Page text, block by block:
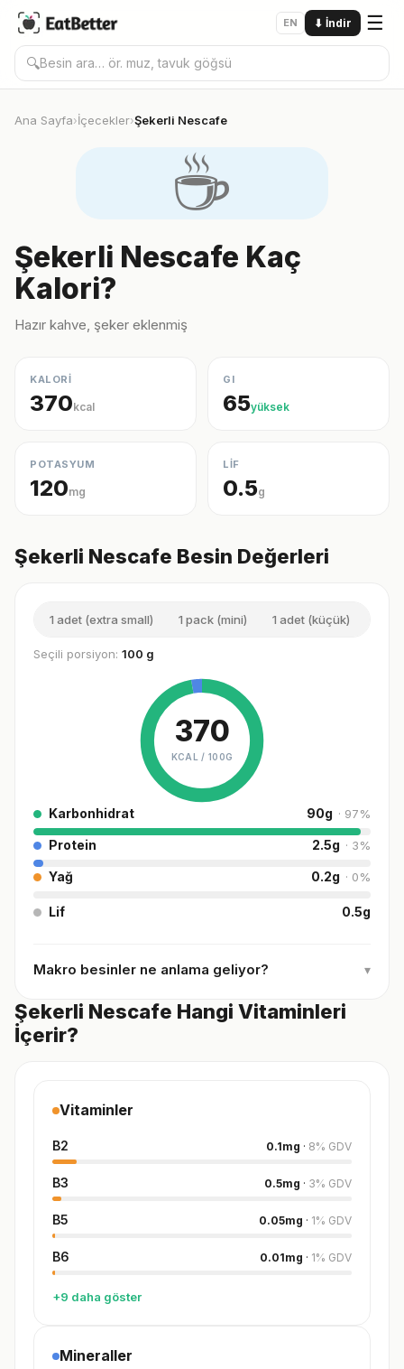
EN ⬇ İndir ☰
🔍
Ana Sayfa›İçecekler›Şekerli Nescafe
☕️
Şekerli Nescafe Kaç
Kalori?
Hazır kahve, şeker eklenmiş
KALORİ
370kcal
GI
65yüksek
POTASYUM
120mg
LİF
0.5g
Şekerli Nescafe Besin Değerleri
1 adet (extra small) 1 pack (mini) 1 adet (küçük)
Seçili porsiyon: 100 g
370
KCAL / 100G
Karbonhidrat 90g · 97%
Protein 2.5g · 3%
Yağ 0.2g · 0%
Lif 0.5g
Makro besinler ne anlama geliyor? ▾
Şekerli Nescafe Hangi Vitaminleri
İçerir?
Vitaminler
B2 0.1mg · 8% GDV
B3 0.5mg · 3% GDV
B5 0.05mg · 1% GDV
B6 0.01mg · 1% GDV
+9 daha göster
Mineraller